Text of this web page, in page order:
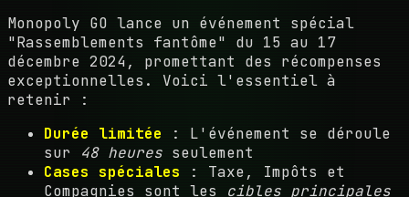
Monopoly GO lance un événement spécial
"Rassemblements fantôme" du 15 au 17
décembre 2024, promettant des récompenses
exceptionnelles. Voici l'essentiel à
retenir :
Durée limitée : L'événement se déroule
sur 48 heures seulement
Cases spéciales : Taxe, Impôts et
Compagnies sont les cibles principales